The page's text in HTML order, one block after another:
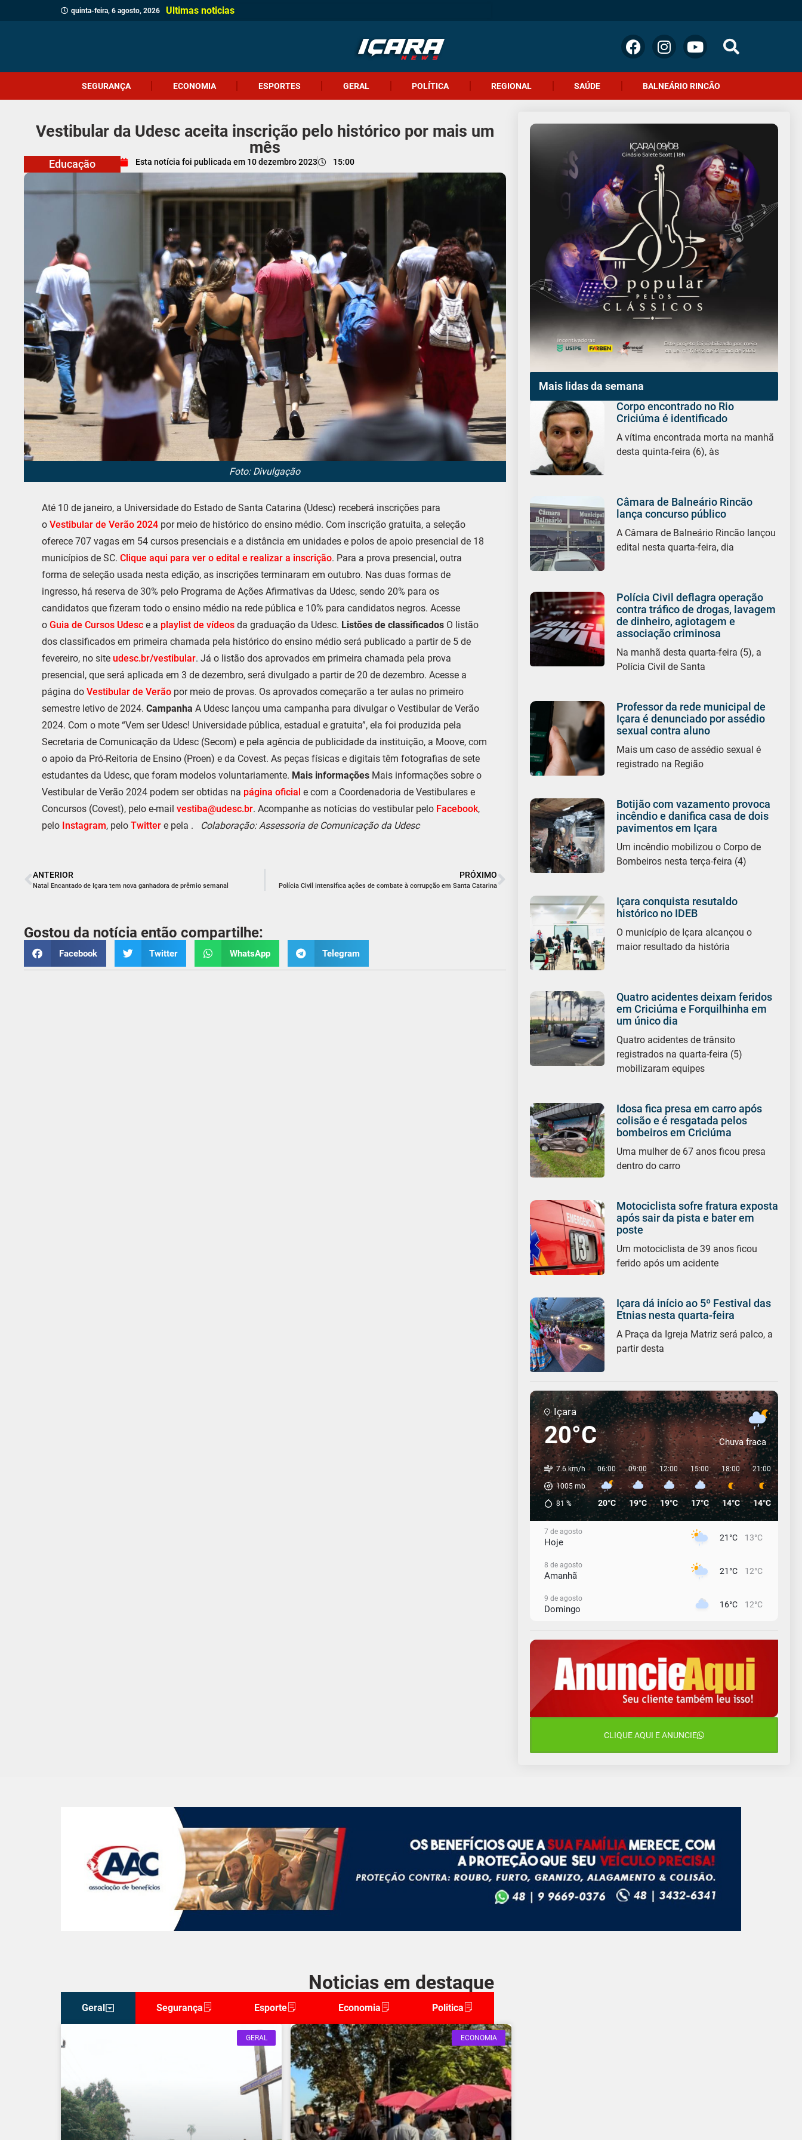
quinta-feira, 6 agosto, 2026 Ultimas noticias
SEGURANÇA ECONOMIA ESPORTES GERAL POLÍTICA REGIONAL SAÚDE BALNEÁRIO RINCÃO
Vestibular da Udesc aceita inscrição pelo histórico por mais um
mês
Educação Esta notícia foi publicada em 10 dezembro 2023 15:00
Foto: Divulgação
Até 10 de janeiro, a Universidade do Estado de Santa Catarina (Udesc) receberá inscrições para
o Vestibular de Verão 2024 por meio de histórico do ensino médio. Com inscrição gratuita, a seleção
oferece 707 vagas em 54 cursos presenciais e a distância em unidades e polos de apoio presencial de 18
municípios de SC. Clique aqui para ver o edital e realizar a inscrição. Para a prova presencial, outra
forma de seleção usada nesta edição, as inscrições terminaram em outubro. Nas duas formas de
ingresso, há reserva de 30% pelo Programa de Ações Afirmativas da Udesc, sendo 20% para os
candidatos que fizeram todo o ensino médio na rede pública e 10% para candidatos negros. Acesse
o Guia de Cursos Udesc e a playlist de vídeos da graduação da Udesc. Listões de classificados O listão
dos classificados em primeira chamada pela histórico do ensino médio será publicado a partir de 5 de
fevereiro, no site udesc.br/vestibular. Já o listão dos aprovados em primeira chamada pela prova
presencial, que será aplicada em 3 de dezembro, será divulgado a partir de 20 de dezembro. Acesse a
página do Vestibular de Verão por meio de provas. Os aprovados começarão a ter aulas no primeiro
semestre letivo de 2024. Campanha A Udesc lançou uma campanha para divulgar o Vestibular de Verão
2024. Com o mote “Vem ser Udesc! Universidade pública, estadual e gratuita”, ela foi produzida pela
Secretaria de Comunicação da Udesc (Secom) e pela agência de publicidade da instituição, a Moove, com
o apoio da Pró-Reitoria de Ensino (Proen) e da Covest. As peças físicas e digitais têm fotografias de sete
estudantes da Udesc, que foram modelos voluntariamente. Mais informações Mais informações sobre o
Vestibular de Verão 2024 podem ser obtidas na página oficial e com a Coordenadoria de Vestibulares e
Concursos (Covest), pelo e-mail vestiba@udesc.br. Acompanhe as notícias do vestibular pelo Facebook,
pelo Instagram, pelo Twitter e pela . Colaboração: Assessoria de Comunicação da Udesc
ANTERIOR
Natal Encantado de Içara tem nova ganhadora de prêmio semanal
PRÓXIMO
Polícia Civil intensifica ações de combate à corrupção em Santa Catarina
Gostou da notícia então compartilhe:
Facebook Twitter WhatsApp Telegram
Mais lidas da semana
Corpo encontrado no Rio
Criciúma é identificado
A vítima encontrada morta na manhã
desta quinta-feira (6), às
Câmara de Balneário Rincão
lança concurso público
A Câmara de Balneário Rincão lançou
edital nesta quarta-feira, dia
Polícia Civil deflagra operação
contra tráfico de drogas, lavagem
de dinheiro, agiotagem e
associação criminosa
Na manhã desta quarta-feira (5), a
Polícia Civil de Santa
Professor da rede municipal de
Içara é denunciado por assédio
sexual contra aluno
Mais um caso de assédio sexual é
registrado na Região
Botijão com vazamento provoca
incêndio e danifica casa de dois
pavimentos em Içara
Um incêndio mobilizou o Corpo de
Bombeiros nesta terça-feira (4)
Içara conquista resutaldo
histórico no IDEB
O município de Içara alcançou o
maior resultado da história
Quatro acidentes deixam feridos
em Criciúma e Forquilhinha em
um único dia
Quatro acidentes de trânsito
registrados na quarta-feira (5)
mobilizaram equipes
Idosa fica presa em carro após
colisão e é resgatada pelos
bombeiros em Criciúma
Uma mulher de 67 anos ficou presa
dentro do carro
Motociclista sofre fratura exposta
após sair da pista e bater em
poste
Um motociclista de 39 anos ficou
ferido após um acidente
Içara dá início ao 5º Festival das
Etnias nesta quarta-feira
A Praça da Igreja Matriz será palco, a
partir desta
Içara
20°C Chuva fraca
7.6 km/h
1005mb
81 %
06:00
20°C
09:00
19°C
12:00
19°C
15:00
17°C
18:00
14°C
21:00
14°C
7 de agosto
Hoje 21°C 13°C
8 de agosto
Amanhã 21°C 12°C
9 de agosto
Domingo 16°C 12°C
Segunda-Feira 15°C 11°C
11 de agosto
Terça-Feira
12 de agosto
15°C 11°C
CLIQUE AQUI E ANUNCIE
Noticias em destaque
Geral Segurança Esporte Economia Politica
GERAL ECONOMIA